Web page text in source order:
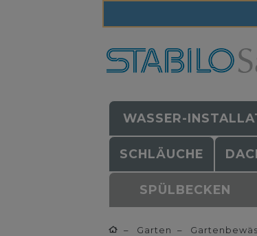
WASSER-
SCHLÄUCHE
SPÜLBECKEN
Garten